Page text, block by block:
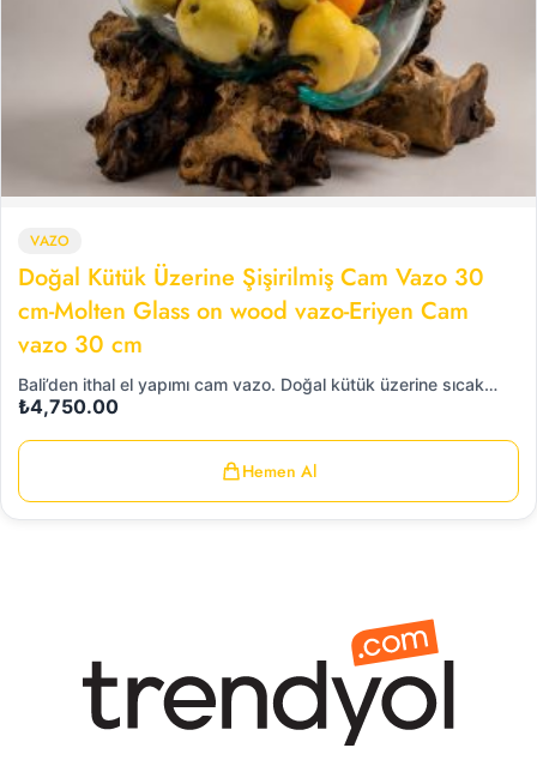
VAZO
Doğal Kütük Üzerine Şişirilmiş Cam Vazo 30
cm-Molten Glass on wood vazo-Eriyen Cam
vazo 30 cm
Bali’den ithal el yapımı cam vazo. Doğal kütük üzerine sıcak…
₺4,750.00
Hemen Al